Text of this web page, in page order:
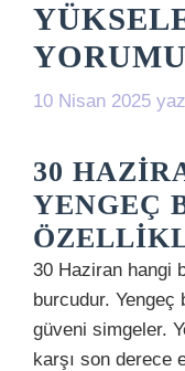
YORUMU
10 Nisan 2025
30
YENGEÇ
30 Haziran hangi
burcudur.
güveni simgeler.
karşı son derece